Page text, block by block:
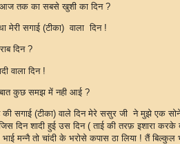
तक का सबसे खुशी का दिन ?
था मेरी सगाई (टीका) वाला दिन !
सबसे ख़राब दिन
वाला दिन !
कुछ समझ में नही आई ?
की सगाई (टीका) वाले दिन मेरे ससुर जी ने मुझे एक
दिन शादी हुई उस दिन ( ताई की तरफ़ इशारा करके
भाई मन्नै तो चांदी के भरोसे कपास ठा लिया ! तैं